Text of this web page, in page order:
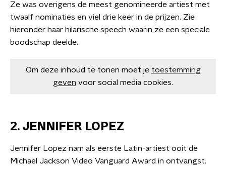
Ze was overigens de meest genomineerde artiest met
twaalf nominaties en viel drie keer in de prijzen. Zie
hieronder haar hilarische speech waarin ze een speciale
boodschap deelde.
Om deze inhoud te tonen moet je toestemming
geven voor social media cookies.
2. JENNIFER LOPEZ
Jennifer Lopez nam als eerste Latin-artiest ooit de
Michael Jackson Video Vanguard Award in ontvangst.